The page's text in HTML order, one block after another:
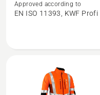
Turvahousut,
Technical
Approved according to
EN ISO 11393, KWF Profi